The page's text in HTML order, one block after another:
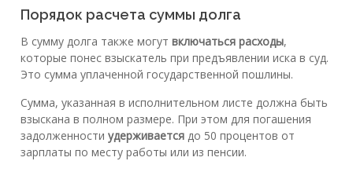
Порядок расчета суммы долга
В сумму долга также могут включаться расходы,
которые понес взыскатель при предъявлении иска в суд.
Это сумма уплаченной государственной пошлины.
Сумма, указанная в исполнительном листе должна быть
взыскана в полном размере. При этом для погашения
задолженности удерживается до 50 процентов от
зарплаты по месту работы или из пенсии.